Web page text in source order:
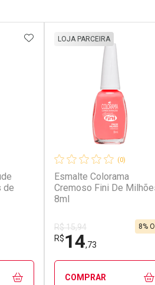
de
ADICIONAR AOS
(0)
Esmalte Colorama
Cremoso Fini De
8ml
LOJA PARCEIRA
R$ 15,94
R$14,73
8%
COMPRAR